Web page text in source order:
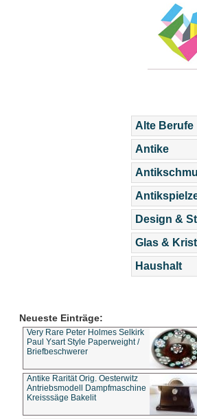
Alte Berufe
Antike
Design &
Glas &
Haushalt
Neueste Einträge:
Very Rare Peter Holmes Selkirk
Paul Ysart Style Paperweight /
Briefbeschwerer
Antike Rarität Orig. Oesterwitz
Antriebsmodell Dampfmaschine
Kreisssäge Bakelit